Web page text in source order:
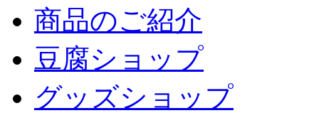
商品のご紹介
豆腐ショップ
グッズショップ